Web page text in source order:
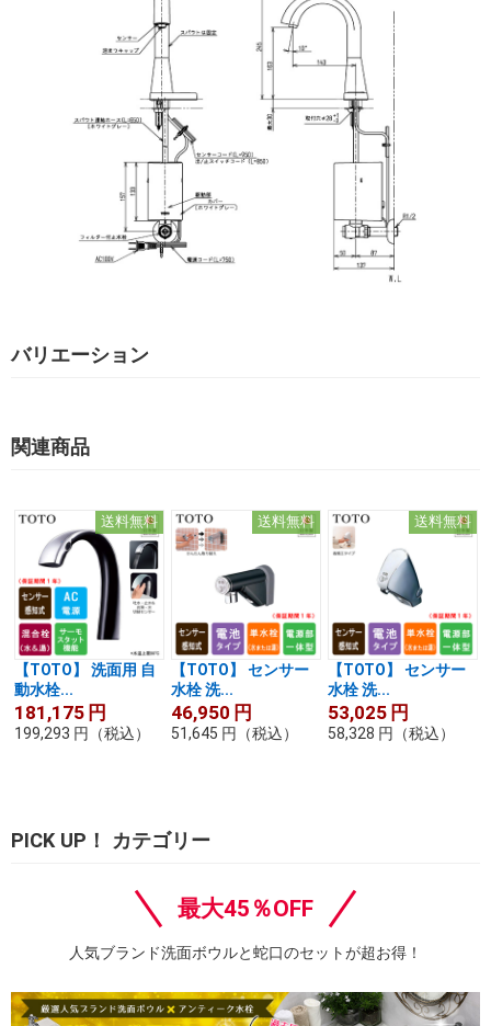
バリエーション
関連商品
送料無料
【TOTO】 洗面用 自
動水栓...
181,175 円
199,293 円 （税込）
送料無料
【TOTO】 センサー
水栓 洗...
46,950 円
51,645 円 （税込）
送料無料
【TOTO】 センサー
水栓 洗...
53,025 円
58,328 円 （税込）
PICK UP！ カテゴリー
最大45％OFF
人気ブランド洗面ボウルと蛇口のセットが超お得！